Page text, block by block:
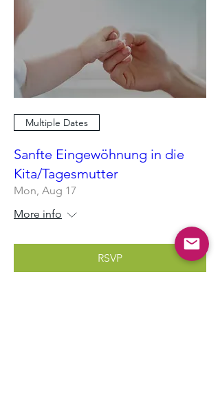
Multiple Dates
Sanfte Eingewöhnung in die
Kita/Tagesmutter
Mon, Aug 17
More info
RSVP